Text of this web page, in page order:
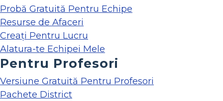
Probă Gratuită Pentru Echipe
Resurse de Afaceri
Creați Pentru Lucru
Alatura-te Echipei Mele
Pentru Profesori
Versiune Gratuită Pentru Profesori
Pachete District